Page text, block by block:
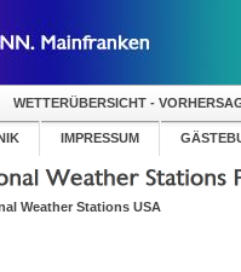
WETTERÜBERSICHT -
IMPRESSUM
Weather Stations USA